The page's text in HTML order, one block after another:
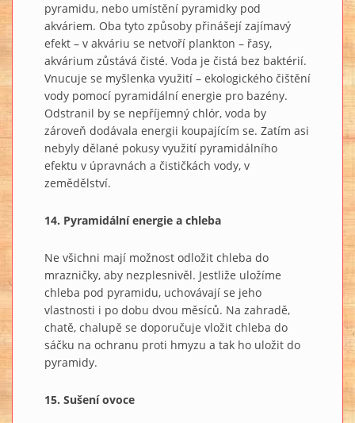
pyramidu, nebo umístění pyramidky pod
akváriem. Oba tyto způsoby přinášejí zajímavý
efekt – v akváriu se netvoří plankton – řasy,
akvárium zůstává čisté. Voda je čistá bez baktérií.
Vnucuje se myšlenka využití – ekologického čištění
vody pomocí pyramidální energie pro bazény.
Odstranil by se nepříjemný chlór, voda by
zároveň dodávala energii koupajícím se. Zatím asi
nebyly dělané pokusy využití pyramidálního
efektu v úpravnách a čističkách vody, v
zemědělství.
14. Pyramidální energie a chleba
Ne všichni mají možnost odložit chleba do
mrazničky, aby nezplesnivěl. Jestliže uložíme
chleba pod pyramidu, uchovávají se jeho
vlastnosti i po dobu dvou měsíců. Na zahradě,
chatě, chalupě se doporučuje vložit chleba do
sáčku na ochranu proti hmyzu a tak ho uložit do
pyramidy.
15. Sušení ovoce